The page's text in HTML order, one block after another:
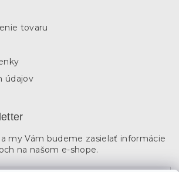
tovaru
údajov
my Vám budeme zasielať informácie
na našom e-shope.